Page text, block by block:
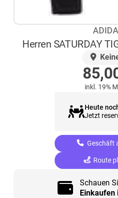
Herren SATURDAY
inkl. 19%
Heute
Jetzt
Geschäft
Route
Schauen
Einkaufen